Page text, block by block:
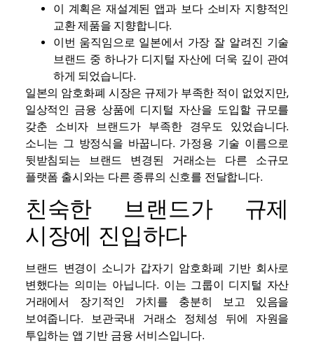
이 계획은 재설계된 앱과 보다 소비자 지향적인
교환 제품을 지향합니다.
이번 움직임으로 일본에서 가장 잘 알려진 기술
브랜드 중 하나가 디지털 자산에 더욱 깊이 관여
하게 되었습니다.
일본의 암호화폐 시장은 규제가 부족한 적이 없었지만,
일상적인 금융 상품에 디지털 자산을 도입할 규모를
갖춘 소비자 브랜드가 부족한 경우도 있었습니다.
소니는 그 방정식을 바꿉니다. 가정용 기술 이름으로
뒷받침되는 브랜드 변경된 거래소는 다른 소규모
플랫폼 출시와는 다른 종류의 신호를 전달합니다.
친숙한 브랜드가 규제
시장에 진입하다
브랜드 변경이 소니가 갑자기 암호화폐 기반 회사로
변했다는 의미는 아닙니다. 이는 그룹이 디지털 자산
거래에서 장기적인 가치를 충분히 보고 있음을
보여줍니다. 보관국내 거래소 정체성 뒤에 자원을
투입하는 앱 기반 금융 서비스입니다.